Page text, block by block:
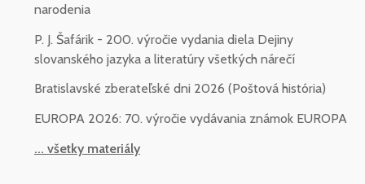
narodenia
P. J. Šafárik - 200. výročie vydania diela Dejiny
slovanského jazyka a literatúry všetkých nárečí
Bratislavské zberateľské dni 2026 (Poštová história)
EUROPA 2026: 70. výročie vydávania známok EUROPA
... všetky materiály